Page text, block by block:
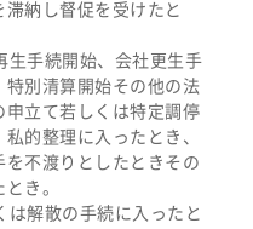
納し督促を受けたと
生手続開始、会社更生手
別清算開始その他の法
申立て若しくは特定調停
的整理に入ったとき、
不渡りとしたときその
き。
は解散の手続に入ったと